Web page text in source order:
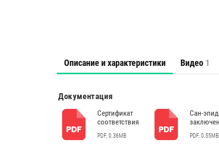
Описание и характеристики Видео 1
Документация
Сертификат
соответствия
PDF, 0.36MB
Сан-
PDF, 0.55MB